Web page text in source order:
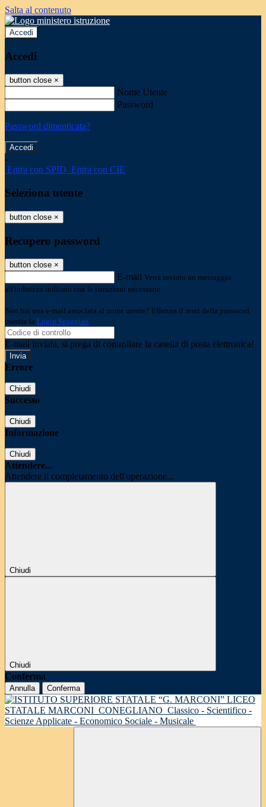
Salta al contenuto
Accedi
Accedi
button close ×
Nome Utente
Password
Password dimenticata?
-
Entra con SPID Entra con CIE
Seleziona utente
button close ×
Recupero password
button close ×
E-mail Verrà inviato un messaggio
all'indirizzo indicato con le istruzioni necessarie.
Non hai una e-mail associata al nome utente? Effettua il reset della password
tramite la Login Spaggiari
E-mail inviata, si prega di controllare la casella di posta elettronica!
Errore
Chiudi
Successo
Chiudi
Informazione
Chiudi
Attendere...
Attendere il completamento dell'operazione...
Chiudi
Chiudi
Conferma
Annulla Conferma
LICEO
STATALE MARCONI CONEGLIANO Classico - Scientifico -
Scienze Applicate - Economico Sociale - Musicale